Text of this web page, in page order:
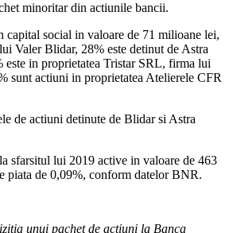
minoritar din actiunile bancii.
capital social in valoare de 71 milioane lei,
Valer Blidar, 28% este detinut de Astra
este in proprietatea Tristar SRL, firma lui
sunt actiuni in proprietatea Atelierele CFR
de actiuni detinute de Blidar si Astra
sfarsitul lui 2019 active in valoare de 463
piata de 0,09%, conform datelor BNR.
unui pachet de actiuni la Banca